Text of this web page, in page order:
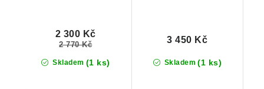
Skladem (1 ks)
2 300 Kč
2 770 Kč
Skladem (1 ks)
3 450 Kč